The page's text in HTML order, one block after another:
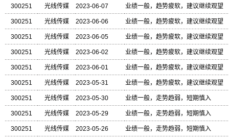
300251 光线传媒 2023-06-07 业绩一般，趋势疲软，建议继续观望
300251 光线传媒 2023-06-06 业绩一般，趋势疲软，建议继续观望
300251 光线传媒 2023-06-05 业绩一般，趋势疲软，建议继续观望
300251 光线传媒 2023-06-02 业绩一般，趋势疲软，建议继续观望
300251 光线传媒 2023-06-01 业绩一般，趋势疲软，建议继续观望
300251 光线传媒 2023-05-31 业绩一般，趋势疲软，建议继续观望
300251 光线传媒 2023-05-30 业绩一般，走势趋弱，短期慎入
300251 光线传媒 2023-05-29 业绩一般，走势趋弱，短期慎入
300251 光线传媒 2023-05-26 业绩一般，走势趋弱，短期慎入